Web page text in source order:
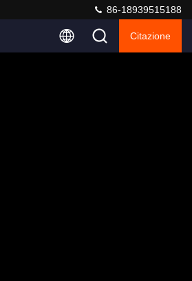
86-18939515188
Citazione